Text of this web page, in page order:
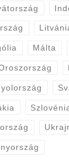
Málta